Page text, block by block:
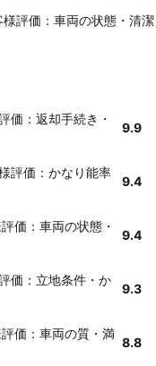
評価：車両の状態・清潔
価：返却手続き・
9.9
評価：かなり能率
9.4
価：車両の状態・
9.4
価：立地条件・か
9.3
価：車両の質・満
8.8